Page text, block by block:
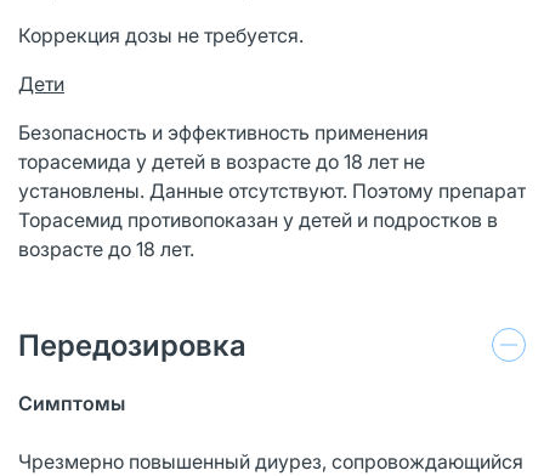
Коррекция дозы не требуется.
Дети
Безопасность и эффективность применения
торасемида у детей в возрасте до 18 лет не
установлены. Данные отсутствуют. Поэтому препарат
Торасемид противопоказан у детей и подростков в
возрасте до 18 лет.
Передозировка
Симптомы
Чрезмерно повышенный диурез, сопровождающийся